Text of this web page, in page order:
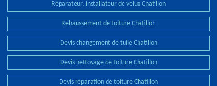
Réparateur, installateur de velux Chatillon
Rehaussement de toiture Chatillon
Devis changement de tuile Chatillon
Devis nettoyage de toiture Chatillon
Devis réparation de toiture Chatillon